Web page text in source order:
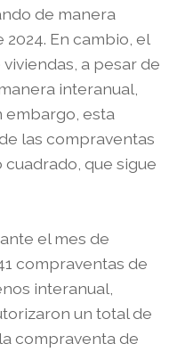
de manera
En cambio, el
a pesar de
interanual,
embargo, esta
las compraventas
que sigue
el mes de
compraventas de
interanual,
un total de
compraventa de